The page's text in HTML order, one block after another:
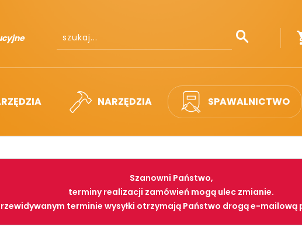
NARZĘDZIA SPAWALNICTWO
Szanowni Państwo,
terminy realizacji zamówień mogą ulec zmianie.
terminie wysyłki otrzymają Państwo drogą e-mailową